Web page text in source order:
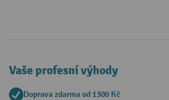
Vaše profesní výhody
Doprava zdarma od 1300 Kč